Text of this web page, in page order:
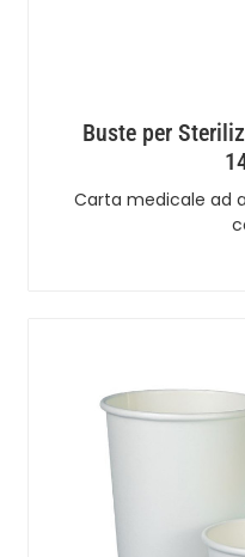
Buste per
Carta medicale ad